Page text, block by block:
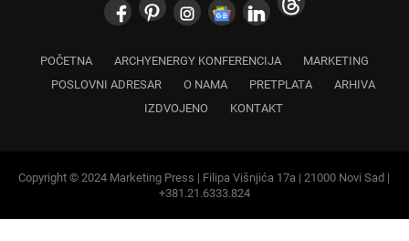
POČETNA ARCHYENERGY KONFERENCIJA
MARKETING
POSLOVNI ADRESAR
O NAMA PRETPLATA
ARHIVA
IZDVOJENO
KONTAKT
Copyright © 2024 Marketing Press | Filipa Višnjića 17a | 21000 Novi Sad |
+381.21.6333.824